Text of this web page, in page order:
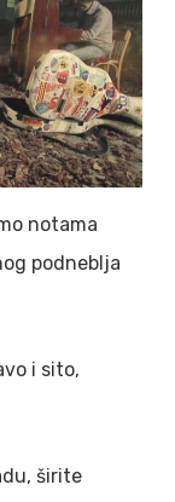
notama
podneblja
i sito,
širite